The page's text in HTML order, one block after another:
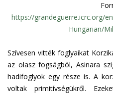
https://grandeguerre.icrc.org/
Hungarian/
Szívesen vitték foglyaikat
az olasz fogságból, Asinara
hadifoglyok egy része is. A
voltak primitívségükről.